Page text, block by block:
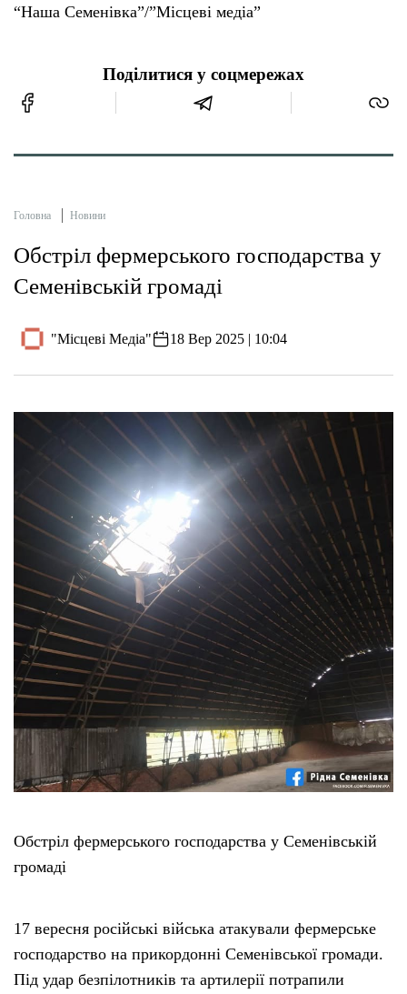
“Наша Семенівка”/”Місцеві медіа”
Поділитися у соцмережах
Головна Новини
Обстріл фермерського господарства у
Семенівській громаді
"Місцеві Медіа" 18 Вер 2025 | 10:04
Обстріл фермерського господарства у Семенівській
громаді
17 вересня російські війська атакували фермерське
господарство на прикордонні Семенівської громади.
Під удар безпілотників та артилерії потрапили